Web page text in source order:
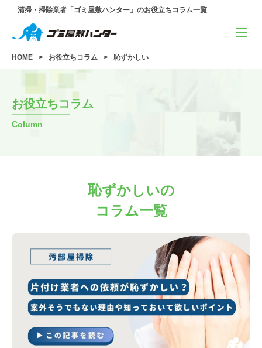
清掃・掃除業者「ゴミ屋敷ハンター」のお役立ちコラム一覧
HOME お役立ちコラム 恥ずかしい
お役立ちコラム
Column
恥ずかしいの
コラム一覧